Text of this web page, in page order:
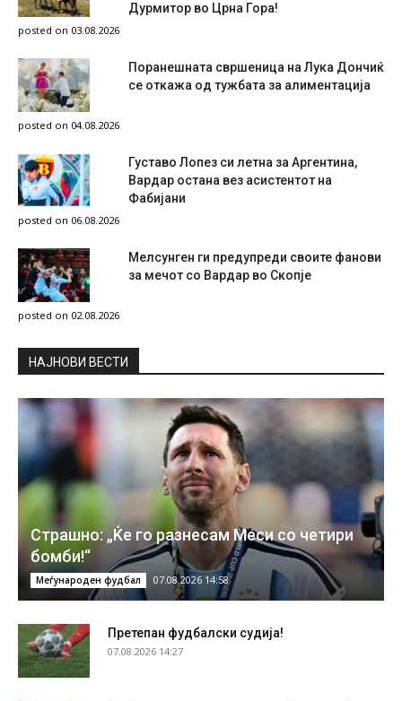
Дурмитор во Црна Гора!
posted on 03.08.2026
Поранешната свршеница на Лука Дончиќ
се откажа од тужбата за алиментација
posted on 04.08.2026
Густаво Лопез си летна за Аргентина,
Вардар остана вез асистентот на
Фабијани
posted on 06.08.2026
Мелсунген ги предупреди своите фанови
за мечот со Вардар во Скопје
posted on 02.08.2026
НAЈНОВИ ВЕСТИ
Страшно: „Ќе го разнесам Меси со четири
бомби!“
Меѓународен фудбал 07.08.2026 14:58
Претепан фудбалски судија!
07.08.2026 14:27